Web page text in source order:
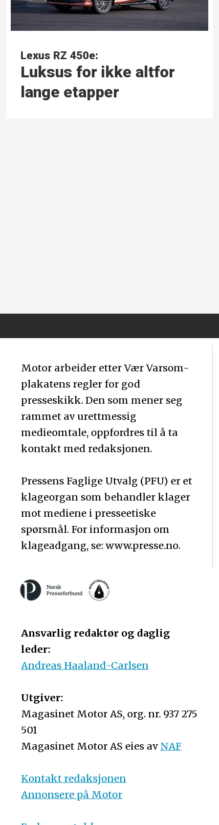
Lexus RZ 450e:
Luksus for ikke altfor
lange etapper
Motor arbeider etter Vær Varsom-
plakatens regler for god
presseskikk. Den som mener seg
rammet av urettmessig
medieomtale, oppfordres til å ta
kontakt med redaksjonen.
Pressens Faglige Utvalg (PFU) er et
klageorgan som behandler klager
mot mediene i presseetiske
spørsmål. For informasjon om
klageadgang, se: www.presse.no.
Ansvarlig redaktør og daglig
leder:
Andreas Haaland-Carlsen
Utgiver:
Magasinet Motor AS, org. nr. 937 275
501
Magasinet Motor AS eies av NAF
Kontakt redaksjonen
Annonsere på Motor